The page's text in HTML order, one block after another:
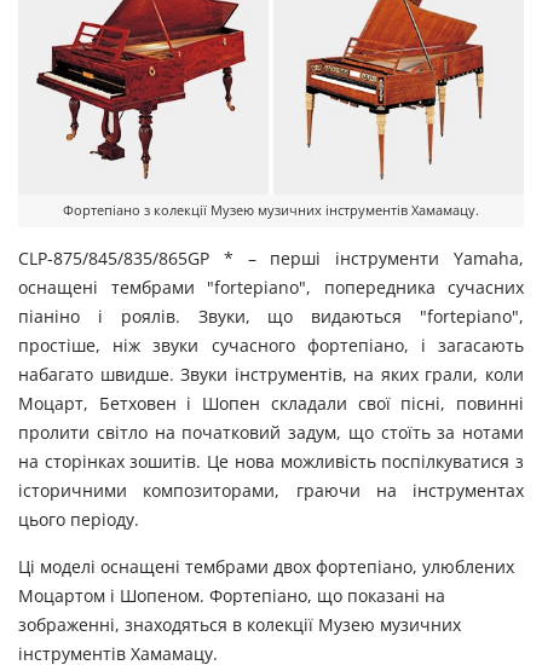
Фортепіано з колекції Музею музичних інструментів Хамамацу.
CLP-875/845/835/865GP * – перші інструменти Yamaha,
оснащені тембрами "fortepiano", попередника сучасних
піаніно і роялів. Звуки, що видаються "fortepiano",
простіше, ніж звуки сучасного фортепіано, і загасають
набагато швидше. Звуки інструментів, на яких грали, коли
Моцарт, Бетховен і Шопен складали свої пісні, повинні
пролити світло на початковий задум, що стоїть за нотами
на сторінках зошитів. Це нова можливість поспілкуватися з
історичними композиторами, граючи на інструментах
цього періоду.
Ці моделі оснащені тембрами двох фортепіано, улюблених
Моцартом і Шопеном. Фортепіано, що показані на
зображенні, знаходяться в колекції Музею музичних
інструментів Хамамацу.